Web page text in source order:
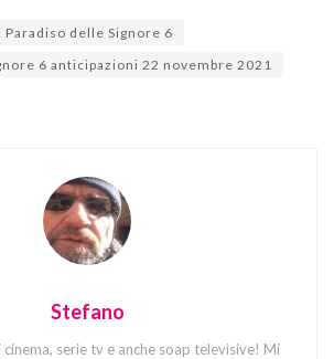
Paradiso delle Signore 6
6 anticipazioni 22 novembre 2021
Stefano
serie tv e anche soap televisive! Mi